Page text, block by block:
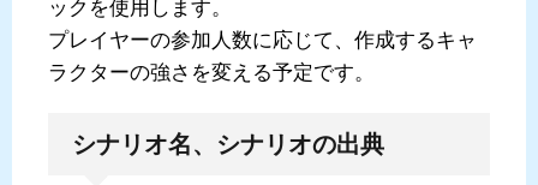
ックを使用します。
プレイヤーの参加人数に応じて、作成するキャ
ラクターの強さを変える予定です。
シナリオ名、シナリオの出典